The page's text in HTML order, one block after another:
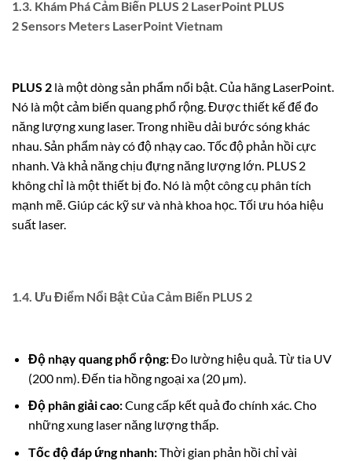
1.3. Khám Phá Cảm Biến PLUS 2 LaserPoint PLUS
2 Sensors Meters LaserPoint Vietnam
PLUS 2 là một dòng sản phẩm nổi bật. Của hãng LaserPoint.
Nó là một cảm biến quang phổ rộng. Được thiết kế để đo
năng lượng xung laser. Trong nhiều dải bước sóng khác
nhau. Sản phẩm này có độ nhạy cao. Tốc độ phản hồi cực
nhanh. Và khả năng chịu đựng năng lượng lớn. PLUS 2
không chỉ là một thiết bị đo. Nó là một công cụ phân tích
mạnh mẽ. Giúp các kỹ sư và nhà khoa học. Tối ưu hóa hiệu
suất laser.
1.4. Ưu Điểm Nổi Bật Của Cảm Biến PLUS 2
Độ nhạy quang phổ rộng:Đo lường hiệu quả. Từ tia UV
(200 nm). Đến tia hồng ngoại xa (20 µm).
Độ phân giải cao:Cung cấp kết quả đo chính xác. Cho
những xung laser năng lượng thấp.
Tốc độ đáp ứng nhanh:Thời gian phản hồi chỉ vài